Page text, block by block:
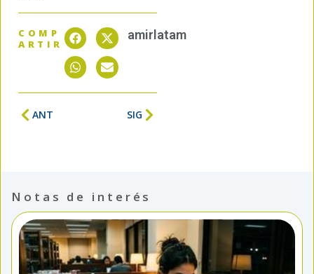
COMP
ARTIR
amirlatam
ANT SIG
Notas de interés